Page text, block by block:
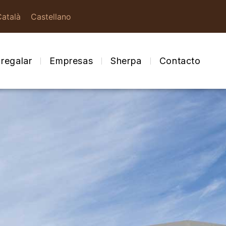
Castellano
Empresas Sherpa Contacto